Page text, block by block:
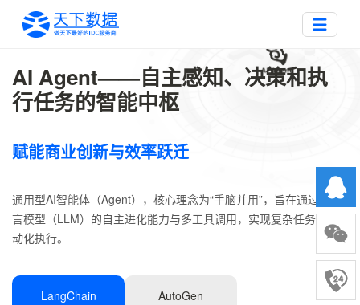
AI Agent——自主感知、决策和执
行任务的智能中枢
赋能商业创新与效率跃迁
通用型AI智能体（Agent），核心理念为“手脑并用”，旨在通过大语
言模型（LLM）的自主进化能力与多工具调用，实现复杂任务的自
动化执行。
LangChain AutoGen